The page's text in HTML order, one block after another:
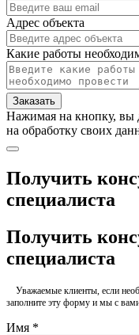
Адрес объекта
Какие работы
Заказать
Нажимая на кнопку, вы
на обработку своих
Получить
специалиста
Получить
специалиста
Уважаемые клиенты, если
заполните эту форму и мы с
Имя *